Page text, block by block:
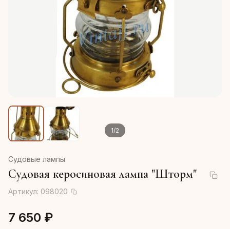
1/2
Судовые лампы
Судовая керосиновая лампа "Шторм"
Артикул: 098020
7 650 ₽